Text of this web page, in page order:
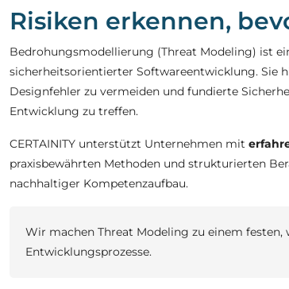
Risiken erkennen,
Bedrohungsmodellierung (Threat Modeling) ist
sicherheitsorientierter Softwareentwicklung. Sie
Designfehler zu vermeiden und fundierte
Entwicklung zu treffen.
CERTAINITY unterstützt Unternehmen mit
praxisbewährten Methoden und strukturierten
nachhaltiger Kompetenzaufbau.
Wir machen Threat Modeling zu einem
Entwicklungsprozesse.